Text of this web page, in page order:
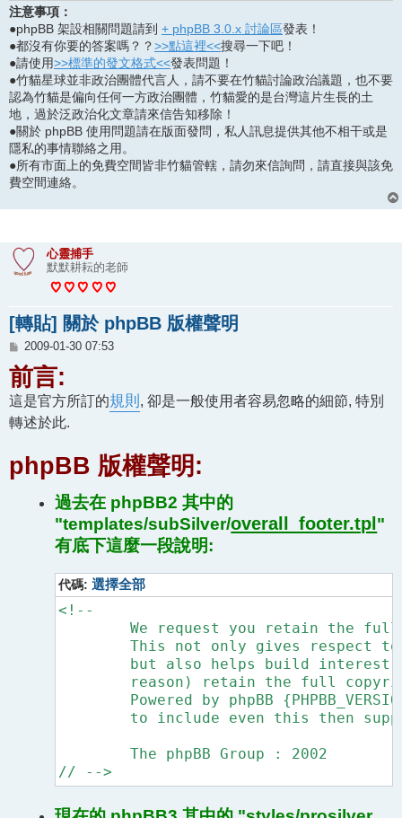
注意事項：
●phpBB 架設相關問題請到 + phpBB 3.0.x 討論區發表！
●都沒有你要的答案嗎？？>>點這裡<<搜尋一下吧！
●請使用>>標準的發文格式<<發表問題！
●竹貓星球並非政治團體代言人，請不要在竹貓討論政治議題，也不要
認為竹貓是偏向任何一方政治團體，竹貓愛的是台灣這片生長的土
地，過於泛政治化文章請來信告知移除！
●關於 phpBB 使用問題請在版面發問，私人訊息提供其他不相干或是
隱私的事情聯絡之用。
●所有市面上的免費空間皆非竹貓管轄，請勿來信詢問，請直接與該免
費空間連絡。
心靈捕手
默默耕耘的老師
[轉貼] 關於 phpBB 版權聲明
文
2009-01-30 07:53
前言:
這是官方所訂的規則 , 卻是一般使用者容易忽略的細節, 特別
轉述於此.
phpBB 版權聲明:
過去在 phpBB2 其中的
"templates/subSilver/overall_footer.tpl "
有底下這麼一段說明:
代碼:選擇全部
<!--
	We request you retain the full copyright notice below including the link to www.phpbb.com.
	This not only gives respect to the large amount of time given freely by the developers
	The phpBB Group : 2002
// -->